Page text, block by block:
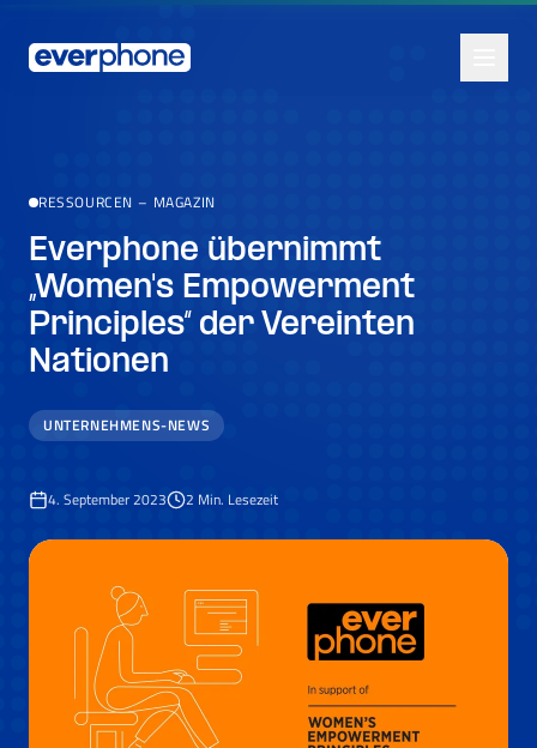
RESSOURCEN – MAGAZIN
Everphone übernimmt
„Women's Empowerment
Principles“ der Vereinten
Nationen
UNTERNEHMENS-NEWS
4. September 2023 2 Min. Lesezeit